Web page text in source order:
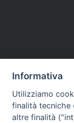
DIOCESI
Contatti:
E-
Informativa
Utilizziamo
finalità tecniche
altre finalità